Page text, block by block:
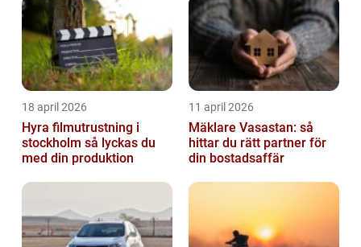
18 april 2026
Hyra filmutrustning i
stockholm så lyckas du
med din produktion
11 april 2026
Mäklare Vasastan: så
hittar du rätt partner för
din bostadsaffär